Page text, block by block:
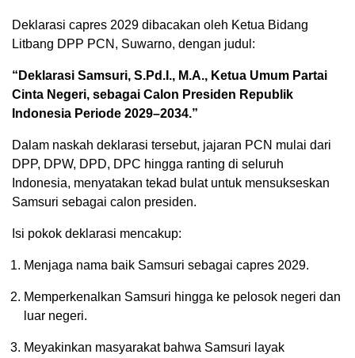
Deklarasi capres 2029 dibacakan oleh Ketua Bidang
Litbang DPP PCN, Suwarno, dengan judul:
“Deklarasi Samsuri, S.Pd.I., M.A., Ketua Umum Partai
Cinta Negeri, sebagai Calon Presiden Republik
Indonesia Periode 2029–2034.”
Dalam naskah deklarasi tersebut, jajaran PCN mulai dari
DPP, DPW, DPD, DPC hingga ranting di seluruh
Indonesia, menyatakan tekad bulat untuk mensukseskan
Samsuri sebagai calon presiden.
Isi pokok deklarasi mencakup:
Menjaga nama baik Samsuri sebagai capres 2029.
Memperkenalkan Samsuri hingga ke pelosok negeri dan
luar negeri.
Meyakinkan masyarakat bahwa Samsuri layak